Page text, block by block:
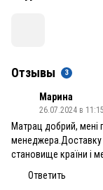
Отзывы 3
Марина
26.07.2024 в 11:15
Матрац добрий, мені
менеджера.Доставку
становище країни і
Ответить